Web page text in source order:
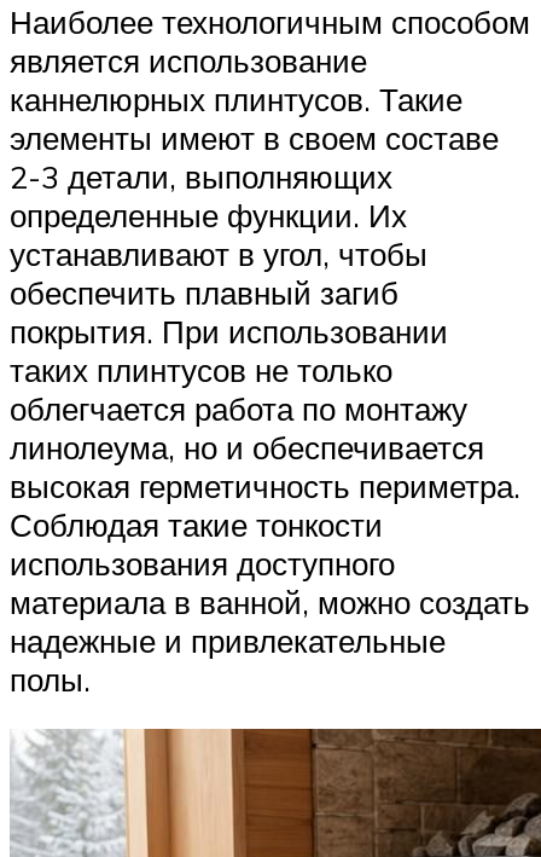
Наиболее технологичным способом
является использование
каннелюрных плинтусов. Такие
элементы имеют в своем составе
2-3 детали, выполняющих
определенные функции. Их
устанавливают в угол, чтобы
обеспечить плавный загиб
покрытия. При использовании
таких плинтусов не только
облегчается работа по монтажу
линолеума, но и обеспечивается
высокая герметичность периметра.
Соблюдая такие тонкости
использования доступного
материала в ванной, можно создать
надежные и привлекательные
полы.